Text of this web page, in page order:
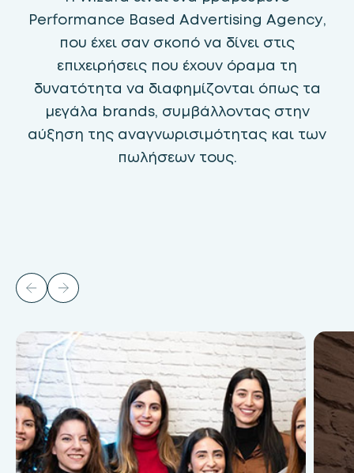
Performance Based Advertising Agency,
που έχει σαν σκοπό να δίνει στις
επιχειρήσεις που έχουν όραμα τη
δυνατότητα να διαφημίζονται όπως τα
μεγάλα brands, συμβάλλοντας στην
αύξηση της αναγνωρισιμότητας και των
πωλήσεων τους.